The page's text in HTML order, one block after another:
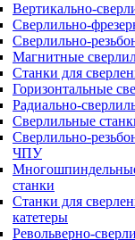
Вертикально-
Сверлильно-
Сверлильно-
Магнитные
Станки для
Горизонтальные
Радиально-
Сверлильные
Сверлильно-
ЧПУ
станки
Станки для
катетеры
Револьверно-